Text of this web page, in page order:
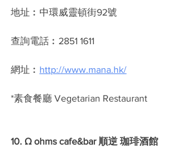
地址︰中環威靈頓街92號
查詢電話︰2851 1611
網址︰ http://www.mana.hk/
*素食餐廳 Vegetarian Restaurant
10. Ω ohms cafe&bar 順逆 珈琲酒館